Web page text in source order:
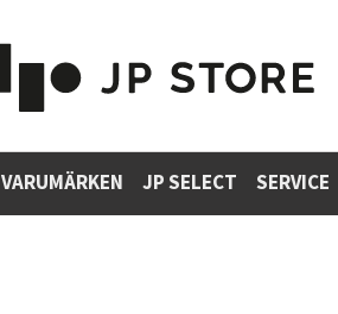
VARUMÄRKEN JP SELECT SERVICE